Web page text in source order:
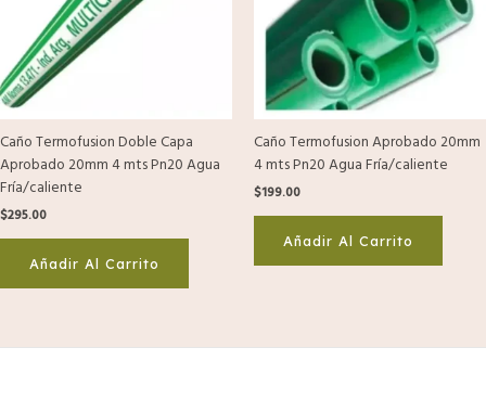
Caño Termofusion Doble Capa
Aprobado 20mm 4 mts Pn20 Agua
Fría/caliente
$295.00
Añadir Al Carrito
Caño Termofusion Aprobado 20mm
4 mts Pn20 Agua Fría/caliente
$199.00
Añadir Al Carrito